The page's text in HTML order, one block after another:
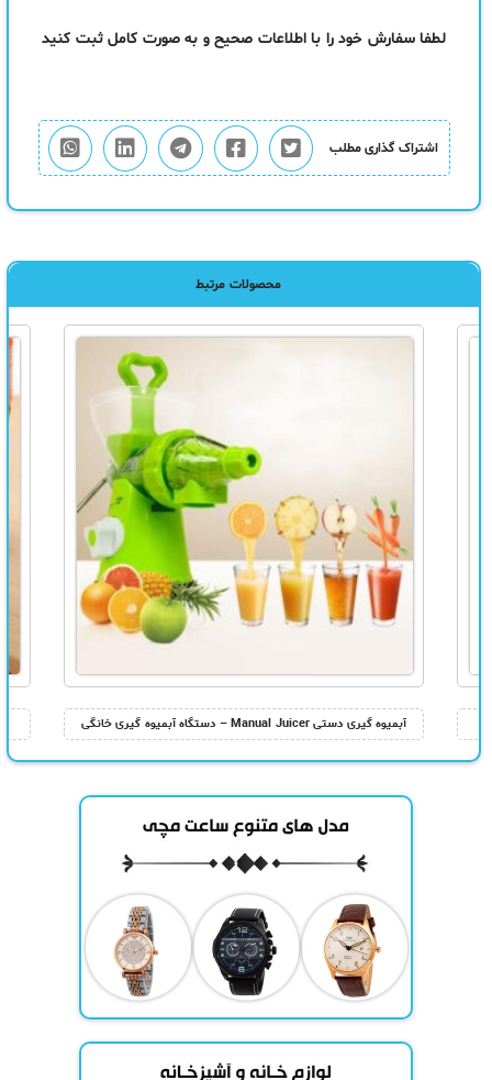
لطفا سفارش خود را با اطلاعات صحیح و به صورت کامل ثبت کنید
اشتراک گذاری مطلب
محصولات مرتبط
آبمیوه گیری دستی Manual Juicer – دستگاه آبمیوه گیری خانگی